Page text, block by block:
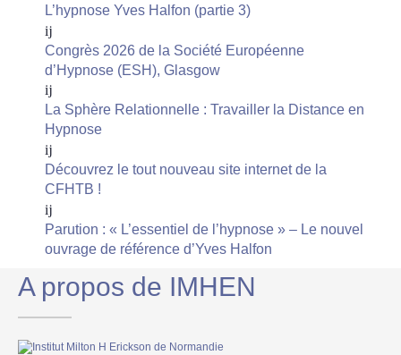
L’hypnose Yves Halfon (partie 3)
Congrès 2026 de la Société Européenne
d’Hypnose (ESH), Glasgow
La Sphère Relationnelle : Travailler la Distance en
Hypnose
Découvrez le tout nouveau site internet de la
CFHTB !
Parution : « L’essentiel de l’hypnose » – Le nouvel
ouvrage de référence d’Yves Halfon
A propos de IMHEN